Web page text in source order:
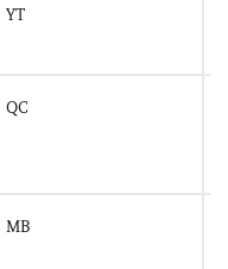
YT
QC
MB